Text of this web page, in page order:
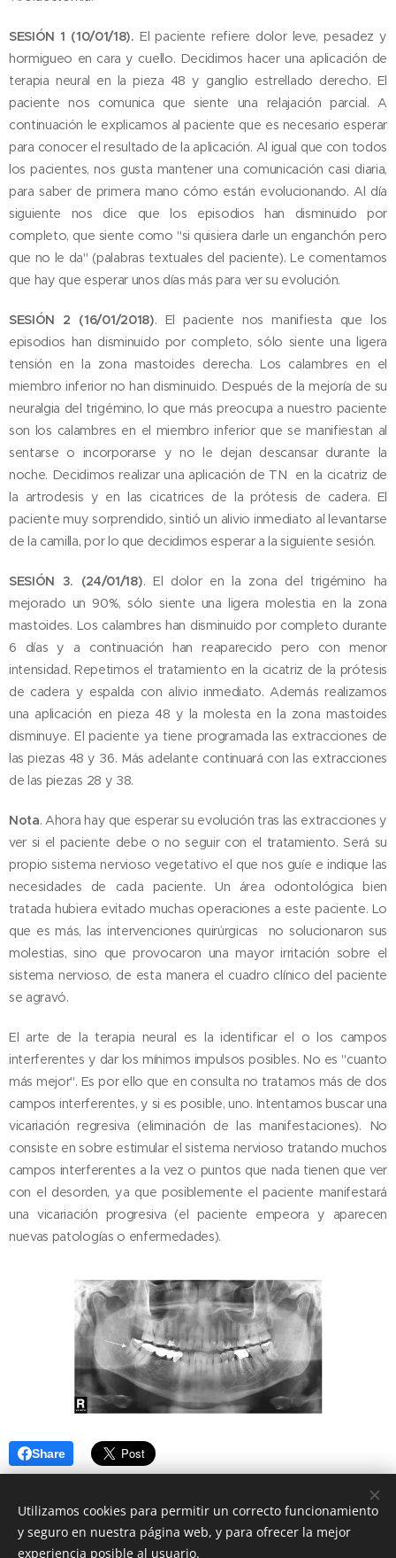
SESIÓN 1 (10/01/18). El paciente refiere dolor leve, pesadez y
hormigueo en cara y cuello. Decidimos hacer una aplicación de
terapia neural en la pieza 48 y ganglio estrellado derecho. El
paciente nos comunica que siente una relajación parcial. A
continuación le explicamos al paciente que es necesario esperar
para conocer el resultado de la aplicación. Al igual que con todos
los pacientes, nos gusta mantener una comunicación casi diaria,
para saber de primera mano cómo están evolucionando. Al día
siguiente nos dice que los episodios han disminuido por
completo, que siente como "si quisiera darle un enganchón pero
que no le da" (palabras textuales del paciente). Le comentamos
que hay que esperar unos días más para ver su evolución.
SESIÓN 2 (16/01/2018). El paciente nos manifiesta que los
episodios han disminuido por completo, sólo siente una ligera
tensión en la zona mastoides derecha. Los calambres en el
miembro inferior no han disminuido. Después de la mejoría de su
neuralgia del trigémino, lo que más preocupa a nuestro paciente
son los calambres en el miembro inferior que se manifiestan al
sentarse o incorporarse y no le dejan descansar durante la
noche. Decidimos realizar una aplicación de TN en la cicatriz de
la artrodesis y en las cicatrices de la prótesis de cadera. El
paciente muy sorprendido, sintió un alivio inmediato al levantarse
de la camilla, por lo que decidimos esperar a la siguiente sesión.
SESIÓN 3. (24/01/18). El dolor en la zona del trigémino ha
mejorado un 90%, sólo siente una ligera molestia en la zona
mastoides. Los calambres han disminuido por completo durante
6 días y a continuación han reaparecido pero con menor
intensidad. Repetimos el tratamiento en la cicatriz de la prótesis
de cadera y espalda con alivio inmediato. Además realizamos
una aplicación en pieza 48 y la molesta en la zona mastoides
disminuye. El paciente ya tiene programada las extracciones de
las piezas 48 y 36. Más adelante continuará con las extracciones
de las piezas 28 y 38.
Nota. Ahora hay que esperar su evolución tras las extracciones y
ver si el paciente debe o no seguir con el tratamiento. Será su
propio sistema nervioso vegetativo el que nos guíe e indique las
necesidades de cada paciente. Un área odontológica bien
tratada hubiera evitado muchas operaciones a este paciente. Lo
que es más, las intervenciones quirúrgicas no solucionaron sus
molestias, sino que provocaron una mayor irritación sobre el
sistema nervioso, de esta manera el cuadro clínico del paciente
se agravó.
El arte de la terapia neural es la identificar el o los campos
interferentes y dar los mínimos impulsos posibles. No es "cuanto
más mejor". Es por ello que en consulta no tratamos más de dos
campos interferentes, y si es posible, uno. Intentamos buscar una
vicariación regresiva (eliminación de las manifestaciones). No
consiste en sobre estimular el sistema nervioso tratando muchos
campos interferentes a la vez o puntos que nada tienen que ver
con el desorden, ya que posiblemente el paciente manifestará
una vicariación progresiva (el paciente empeora y aparecen
nuevas patologías o enfermedades).
Share
Utilizamos cookies para permitir un correcto funcionamiento
y seguro en nuestra página web, y para ofrecer la mejor
experiencia posible al usuario.